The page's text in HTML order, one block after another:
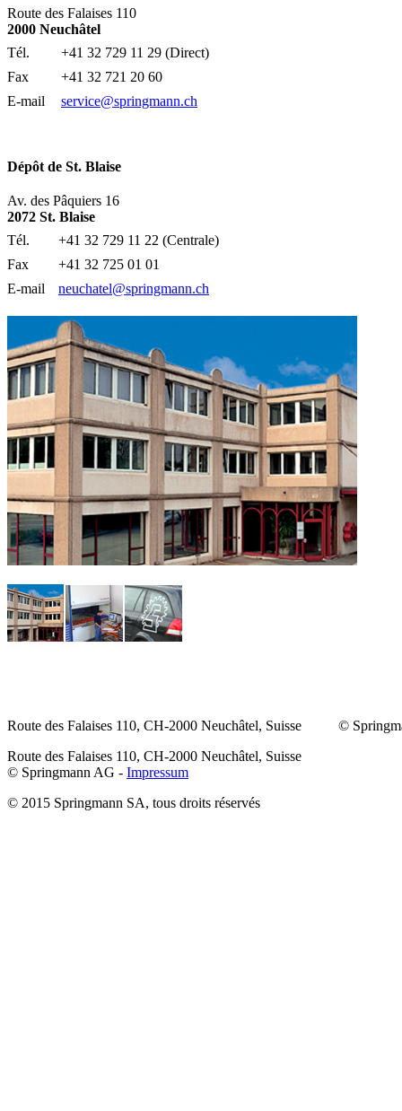
Route des Falaises 110
2000 Neuchâtel
Tél.
+41 32 729 11 29 (Direct)
Fax
+41 32 721 20 60
E-mail
service@springmann.ch
Dépôt de St. Blaise
Av. des Pâquiers 16
2072 St. Blaise
Tél.
+41 32 729 11 22 (Centrale)
Fax
+41 32 725 01 01
E-mail
neuchatel@springmann.ch
Route des Falaises 110, CH-2000 Neuchâtel, Suisse
©
Route des Falaises 110, CH-2000 Neuchâtel, Suisse
© Springmann AG - Impressum
© 2015 Springmann SA, tous droits réservés